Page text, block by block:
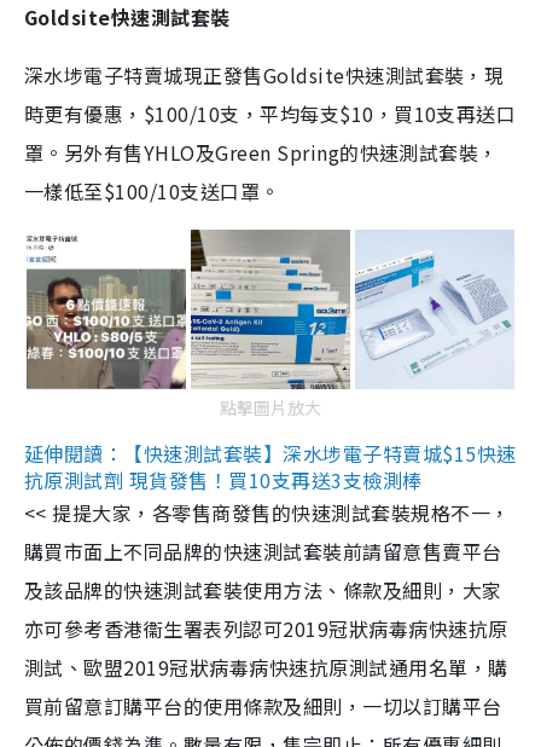
Goldsite快速測試套裝
深水埗電子特賣城現正發售Goldsite快速測試套裝，現
時更有優惠，$100/10支，平均每支$10，買10支再送口
罩。另外有售YHLO及Green Spring的快速測試套裝，
一樣低至$100/10支送口罩。
點擊圖片放大
延伸閱讀：【快速測試套裝】深水埗電子特賣城$15快速
抗原測試劑 現貨發售！買10支再送3支檢測棒
<< 提提大家，各零售商發售的快速測試套裝規格不一，
購買市面上不同品牌的快速測試套裝前請留意售賣平台
及該品牌的快速測試套裝使用方法、條款及細則，大家
亦可參考香港衞生署表列認可2019冠狀病毒病快速抗原
測試、歐盟2019冠狀病毒病快速抗原測試通用名單，購
買前留意訂購平台的使用條款及細則，一切以訂購平台